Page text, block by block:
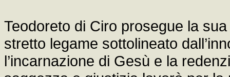
Teodoreto di Ciro prosegue la
stretto legame sottolineato
l’incarnazione di Gesù e la